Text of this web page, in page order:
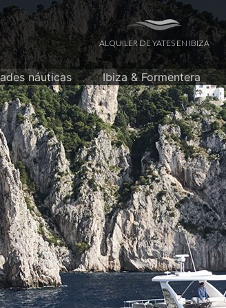
ALQUILER DE YATES EN IBIZA
náuticas Ibiza & Formentera